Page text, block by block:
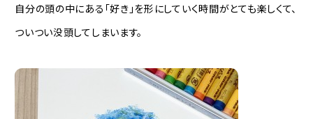
自分の頭の中にある「好き」を形にしていく時間がとても楽しくて、
ついつい没頭してしまいます。